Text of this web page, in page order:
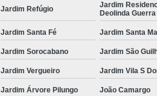
Jardim Refúgio
Jardim
Deolinda Guerra
Jardim Santa Fé Jardim Santa
Jardim Sorocabano Jardim São
Jardim Vergueiro Jardim Vila S
Jardim Árvore Pilungo João Camargo